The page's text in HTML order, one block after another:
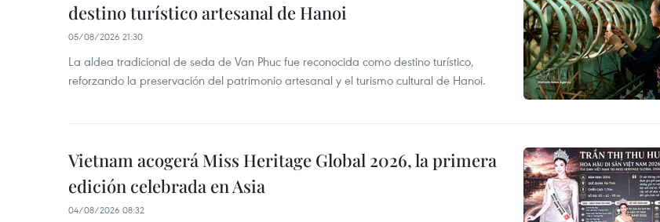
destino turístico artesanal de Hanoi
05/08/2026 21:30
La aldea tradicional de seda de Van Phuc fue reconocida como destino turístico,
reforzando la preservación del patrimonio artesanal y el turismo cultural de Hanoi.
Vietnam acogerá Miss Heritage Global 2026, la primera
edición celebrada en Asia
04/08/2026 08:32